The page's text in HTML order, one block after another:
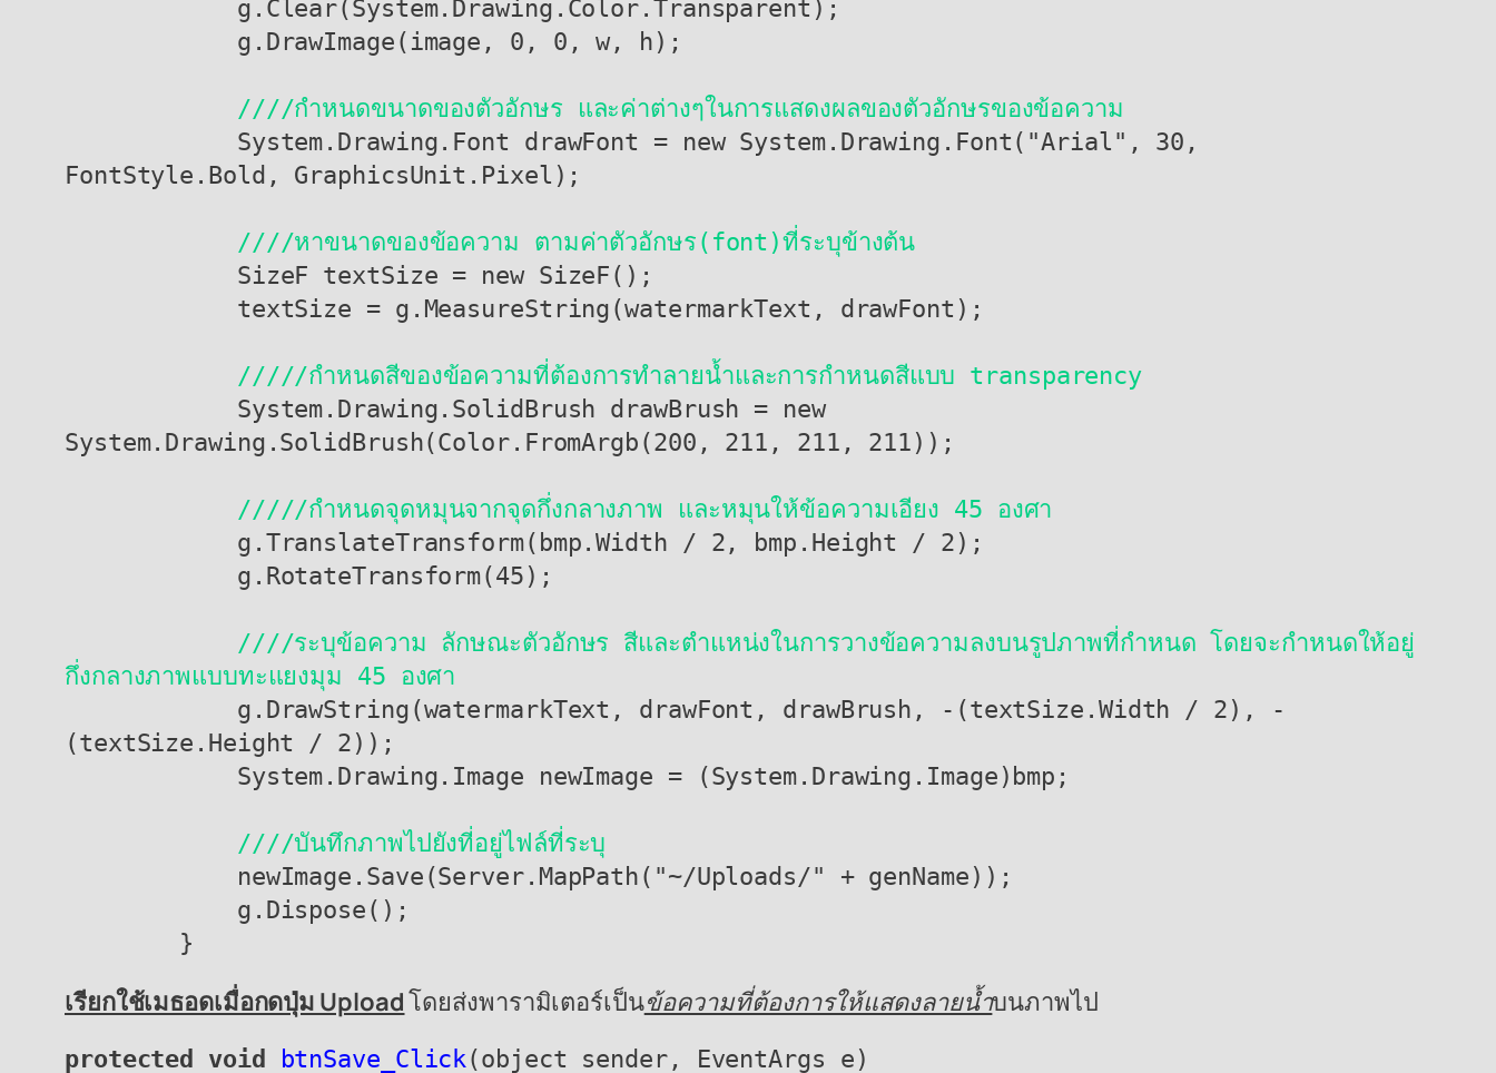
////กำหนดขนาดของตัวอักษร และค่าต่างๆในการแสดงผลของตัวอักษรของข้อความ
FontStyle.Bold, GraphicsUnit.Pixel);
////หาขนาดของข้อความ ตามค่าตัวอักษร(font)ที่ระบุข้างต้น
/////กำหนดสีของข้อความที่ต้องการทำลายน้ำและการกำหนดสีแบบ transparency
System.Drawing.SolidBrush(Color.FromArgb(200, 211, 211, 211));
/////กำหนดจุดหมุนจากจุดกึ่งกลางภาพ และหมุนให้ข้อความเอียง 45 องศา
////ระบุข้อความ ลักษณะตัวอักษร สีและตำแหน่งในการวางข้อความลงบนรูปภาพที่กำหนด โดยจะกำหนดให้อยู่
กึ่งกลางภาพแบบทะแยงมุม 45 องศา
(textSize.Height / 2));
////บันทึกภาพไปยังที่อยู่ไฟล์ที่ระบุ
        }
เรียกใช้เมธอดเมื่อกดปุ่ม Uploadโดยส่งพารามิเตอร์เป็นข้อความที่ต้องการให้แสดงลายน้ำบนภาพไป
protected void btnSave_Click (object sender, EventArgs e)